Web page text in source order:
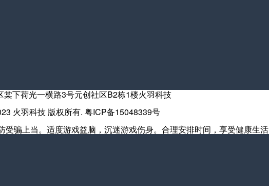
棠下荷光一横路3号元创社区B2栋1楼火羽科技
火羽科技 版权所有. 粤ICP备15048339号
骗上当。适度游戏益脑，沉迷游戏伤身。合理安排时间，享受健康生活